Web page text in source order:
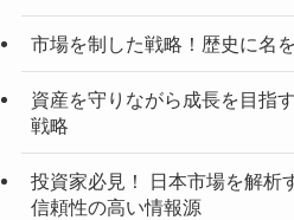
市場を制した戦略！歴史に名
資産を守りながら成長を目指
戦略
投資家必見！ 日本市場を解析
信頼性の高い情報源